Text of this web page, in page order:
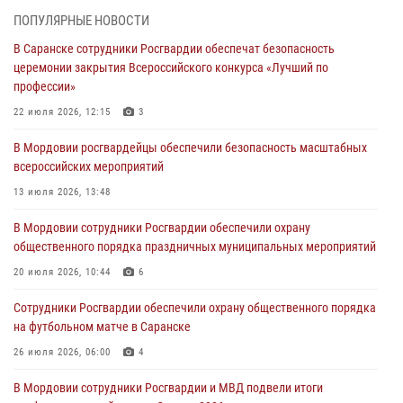
06 августа 2026, 07:03
В Саранске по обращению жителей правоохранители отреагировали
незамедлительно
05 августа 2026, 15:04
подозреваемого в причинении телесных повреждений супруге
05 августа 2026, 12:34
проведения масштабного праздника в Темникове
05 августа 2026, 09:04 4
разрешительной работы передал очередную партию вооружения в
зону СВО
04 августа 2026, 11:13
ПОПУЛЯРНЫЕ НОВОСТИ
В Саранске сотрудники Росгвардии обеспечат безопасность
церемонии закрытия Всероссийского конкурса «Лучший по
профессии»
22 июля 2026, 12:15 3
В Мордовии росгвардейцы обеспечили безопасность масштабных
всероссийских мероприятий
13 июля 2026, 13:48
В Мордовии сотрудники Росгвардии обеспечили охрану
общественного порядка праздничных муниципальных мероприятий
20 июля 2026, 10:44 6
Сотрудники Росгвардии обеспечили охрану общественного порядка
на футбольном матче в Саранске
26 июля 2026, 06:00 4
В Мордовии сотрудники Росгвардии и МВД подвели итоги